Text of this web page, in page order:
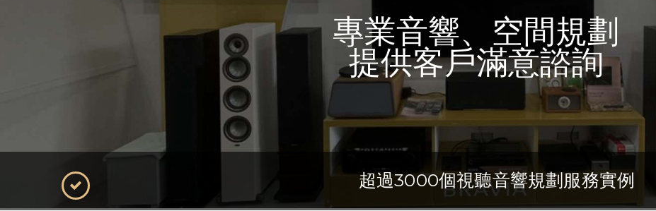
專業音響、空間規劃
提供客戶滿意諮詢
超過3000個視聽音響規劃服務實例